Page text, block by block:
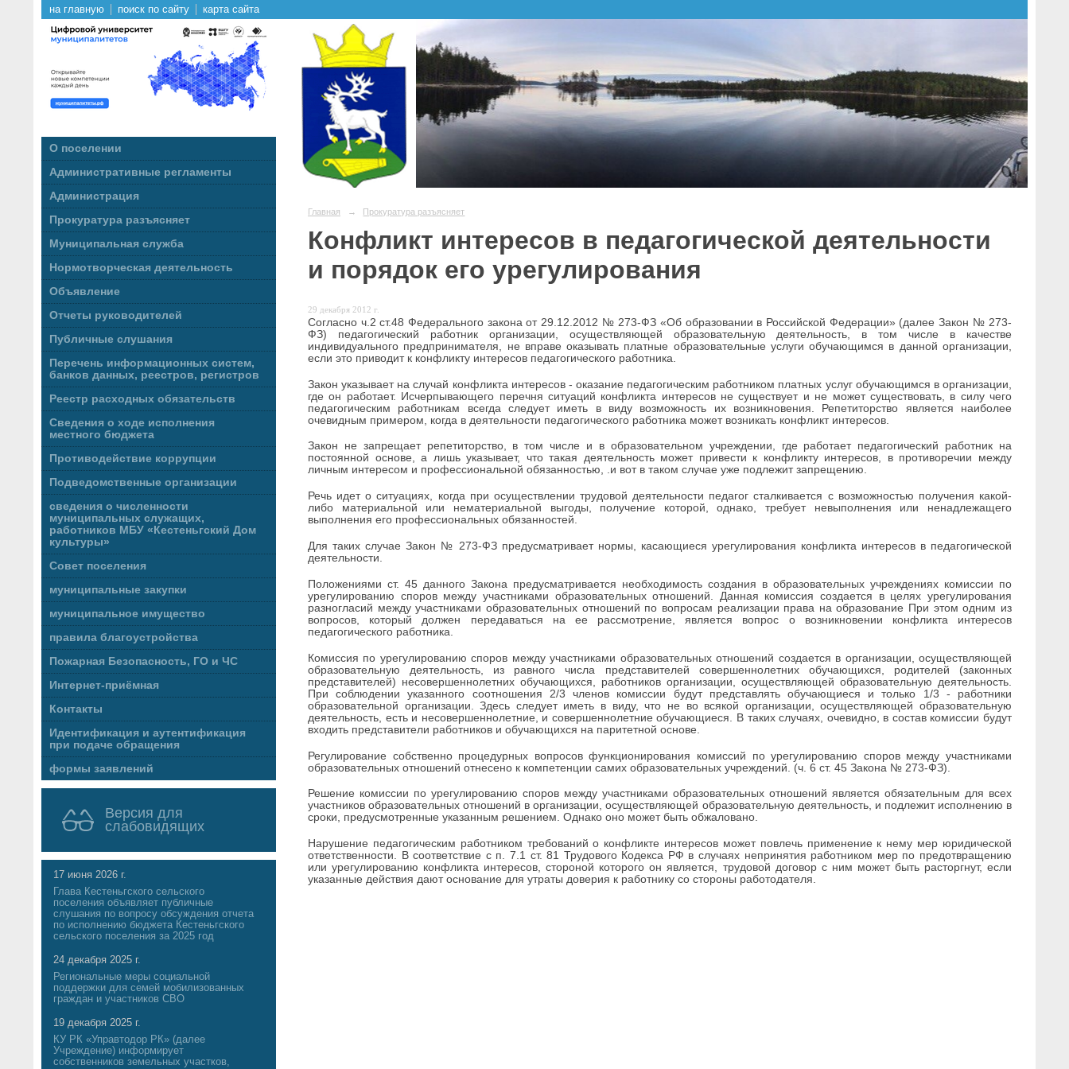
на главную поиск по сайту карта сайта
О поселении
Административные регламенты
Администрация
Прокуратура разъясняет
Муниципальная служба
Нормотворческая деятельность
Объявление
Отчеты руководителей
Публичные слушания
Перечень информационных систем,
банков данных, реестров, регистров
Реестр расходных обязательств
Сведения о ходе исполнения
местного бюджета
Противодействие коррупции
Подведомственные организации
сведения о численности
муниципальных служащих,
работников МБУ «Кестеньгский Дом
культуры»
Совет поселения
муниципальные закупки
муниципальное имущество
правила благоустройства
Пожарная Безопасность, ГО и ЧС
Интернет-приёмная
Контакты
Идентификация и аутентификация
при подаче обращения
формы заявлений
Версия для
слабовидящих
17 июня 2026 г.
Глава Кестеньгского сельского
поселения объявляет публичные
слушания по вопросу обсуждения отчета
по исполнению бюджета Кестеньгского
сельского поселения за 2025 год
24 декабря 2025 г.
Региональные меры социальной
поддержки для семей мобилизованных
граждан и участников СВО
19 декабря 2025 г.
КУ РК «Управтодор РК» (далее
Учреждение) информирует
собственников земельных участков,
Главная → Прокуратура разъясняет
Конфликт интересов в педагогической деятельности
и порядок его урегулирования
29 декабря 2012 г.
Согласно ч.2 ст.48 Федерального закона от 29.12.2012 № 273-ФЗ «Об образовании в Российской Федерации» (далее Закон № 273-
ФЗ) педагогический работник организации, осуществляющей образовательную деятельность, в том числе в качестве
индивидуального предпринимателя, не вправе оказывать платные образовательные услуги обучающимся в данной организации,
если это приводит к конфликту интересов педагогического работника.
Закон указывает на случай конфликта интересов - оказание педагогическим работником платных услуг обучающимся в организации,
где он работает. Исчерпывающего перечня ситуаций конфликта интересов не существует и не может существовать, в силу чего
педагогическим работникам всегда следует иметь в виду возможность их возникновения. Репетиторство является наиболее
очевидным примером, когда в деятельности педагогического работника может возникать конфликт интересов.
Закон не запрещает репетиторство, в том числе и в образовательном учреждении, где работает педагогический работник на
постоянной основе, а лишь указывает, что такая деятельность может привести к конфликту интересов, в противоречии между
личным интересом и профессиональной обязанностью, .и вот в таком случае уже подлежит запрещению.
Речь идет о ситуациях, когда при осуществлении трудовой деятельности педагог сталкивается с возможностью получения какой-
либо материальной или нематериальной выгоды, получение которой, однако, требует невыполнения или ненадлежащего
выполнения его профессиональных обязанностей.
Для таких случае Закон № 273-ФЗ предусматривает нормы, касающиеся урегулирования конфликта интересов в педагогической
деятельности.
Положениями ст. 45 данного Закона предусматривается необходимость создания в образовательных учреждениях комиссии по
урегулированию споров между участниками образовательных отношений. Данная комиссия создается в целях урегулирования
разногласий между участниками образовательных отношений по вопросам реализации права на образование При этом одним из
вопросов, который должен передаваться на ее рассмотрение, является вопрос о возникновении конфликта интересов
педагогического работника.
Комиссия по урегулированию споров между участниками образовательных отношений создается в организации, осуществляющей
образовательную деятельность, из равного числа представителей совершеннолетних обучающихся, родителей (законных
представителей) несовершеннолетних обучающихся, работников организации, осуществляющей образовательную деятельность.
При соблюдении указанного соотношения 2/3 членов комиссии будут представлять обучающиеся и только 1/3 - работники
образовательной организации. Здесь следует иметь в виду, что не во всякой организации, осуществляющей образовательную
деятельность, есть и несовершеннолетние, и совершеннолетние обучающиеся. В таких случаях, очевидно, в состав комиссии будут
входить представители работников и обучающихся на паритетной основе.
Регулирование собственно процедурных вопросов функционирования комиссий по урегулированию споров между участниками
образовательных отношений отнесено к компетенции самих образовательных учреждений. (ч. 6 ст. 45 Закона № 273-ФЗ).
Решение комиссии по урегулированию споров между участниками образовательных отношений является обязательным для всех
участников образовательных отношений в организации, осуществляющей образовательную деятельность, и подлежит исполнению в
сроки, предусмотренные указанным решением. Однако оно может быть обжаловано.
Нарушение педагогическим работником требований о конфликте интересов может повлечь применение к нему мер юридической
ответственности. В соответствие с п. 7.1 ст. 81 Трудового Кодекса РФ в случаях непринятия работником мер по предотвращению
или урегулированию конфликта интересов, стороной которого он является, трудовой договор с ним может быть расторгнут, если
указанные действия дают основание для утраты доверия к работнику со стороны работодателя.